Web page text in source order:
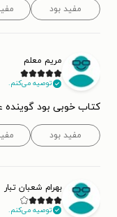
مفید بود
مریم معلم
توصیه می‌کنم.
کتاب خوبی بود گوینده
مفید بود
بهرام شعبان تبار
توصیه می‌کنم.